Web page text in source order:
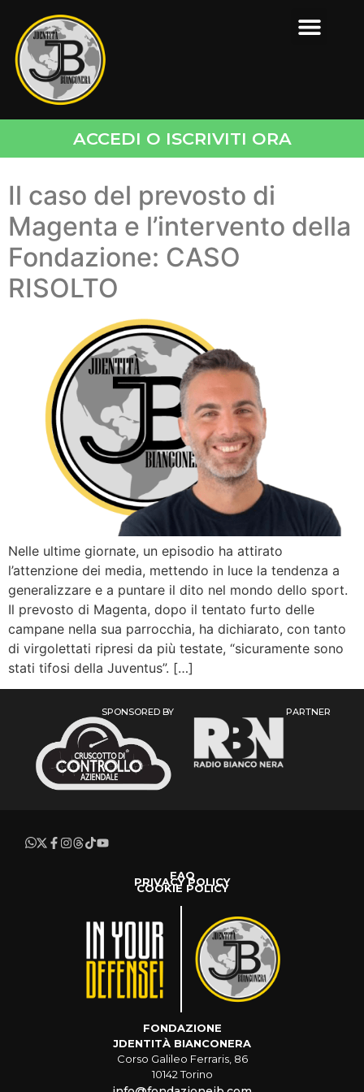
ACCEDI O ISCRIVITI ORA
Il caso del prevosto di
Magenta e l’intervento della
Fondazione: CASO
RISOLTO
Nelle ultime giornate, un episodio ha attirato
l’attenzione dei media, mettendo in luce la tendenza a
generalizzare e a puntare il dito nel mondo dello sport.
Il prevosto di Magenta, dopo il tentato furto delle
campane nella sua parrocchia, ha dichiarato, con tanto
di virgolettati ripresi da più testate, “sicuramente sono
stati tifosi della Juventus”. […]
SPONSORED BY PARTNER
FAQ
PRIVACY POLICY
COOKIE POLICY
FONDAZIONE
JDENTITÀ BIANCONERA
Corso Galileo Ferraris, 86
10142 Torino